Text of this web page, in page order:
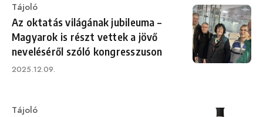
Category
Tájoló
Az oktatás világának jubileuma –
Magyarok is részt vettek a jövő
neveléséről szóló kongresszuson
Published
2025.12.09.
Category
Tájoló